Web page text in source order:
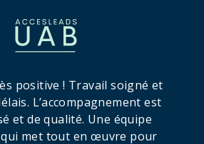
positive ! Travail soigné et
L’accompagnement est
et de qualité. Une équipe
met tout en œuvre pour